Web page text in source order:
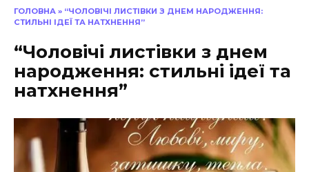
ГОЛОВНА » “ЧОЛОВІЧІ ЛИСТІВКИ З ДНЕМ НАРОДЖЕННЯ:
СТИЛЬНІ ІДЕЇ ТА НАТХНЕННЯ”
“Чоловічі листівки з днем
народження: стильні ідеї та
натхнення”